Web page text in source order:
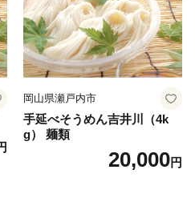
岡山県瀬戸内市
手延べそうめん吉井川（4k
g） 麺類
20,000円